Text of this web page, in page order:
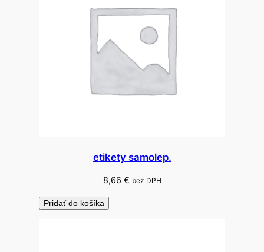
etikety samolep.
8,66 € bez DPH
Pridať do košíka